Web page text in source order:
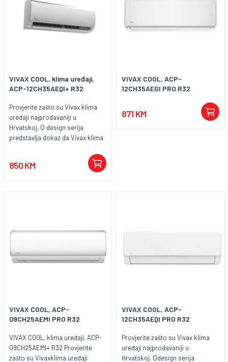
VIVAX COOL, klima uređaji,
ACP-12CH35AEQI+ R32
Provjerite zašto su Vivax klima
uređaji najprodavaniji u
Hrvatskoj. Q design serija
predstavlja dokaz da Vivax klima
konkurencije. Posebna 3D
850 KM
VIVAX COOL, ACP-
12CH35AEGI PRO R32
871 KM
VIVAX COOL, ACP-
09CH25AEMI PRO R32
VIVAX COOL, klima uređaji, ACP-
09CH25AEMI+ R32 Provjerite
zašto su Vivaxklima uređaji
VIVAX COOL, ACP-
12CH35AEQI PRO R32
Provjerite zašto su Vivax klima
uređaji najprodavaniji u
Hrvatskoj. Qdesign serija